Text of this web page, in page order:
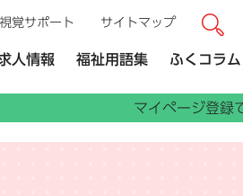
マイページ登録
人情報 福祉用語集 ふくコラム
（外部リンク）
視覚サポート サイトマップ